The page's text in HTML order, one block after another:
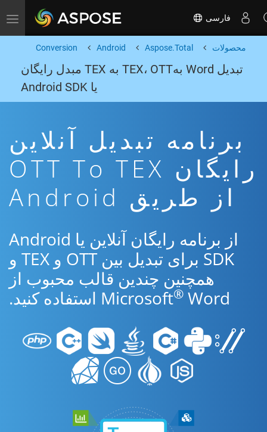
Toggle navigation فارسی
محصولات Aspose.Total
Android
Conversion
تبدیل Word بهTEX، OTT به TEX مبدل رایگان
یا Android SDK
برنامه تبدیل آنلاین
رایگان OTT To TEX
از طریق Android
از برنامه رایگان آنلاین یا Android
SDK برای تبدیل بین OTT و TEX و
همچنین چندین قالب محبوب از
Microsoft® Word استفاده کنید.